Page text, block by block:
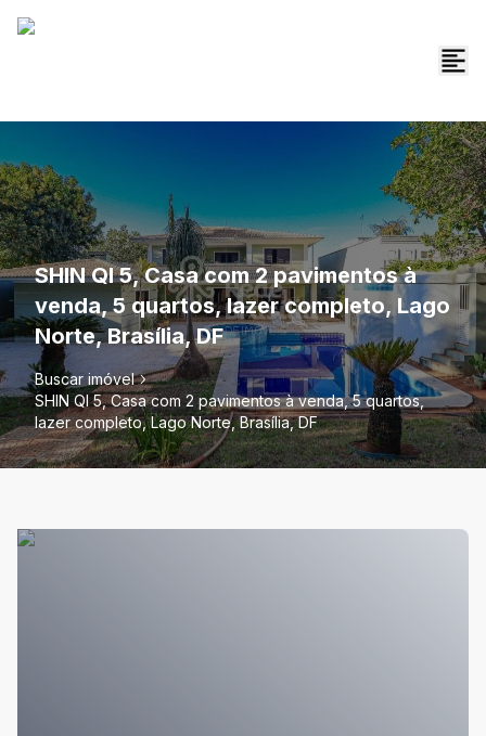
SHIN QI 5, Casa com 2 pavimentos à
venda, 5 quartos, lazer completo, Lago
Norte, Brasília, DF
Buscar imóvel
SHIN QI 5, Casa com 2 pavimentos à venda, 5 quartos,
lazer completo, Lago Norte, Brasília, DF